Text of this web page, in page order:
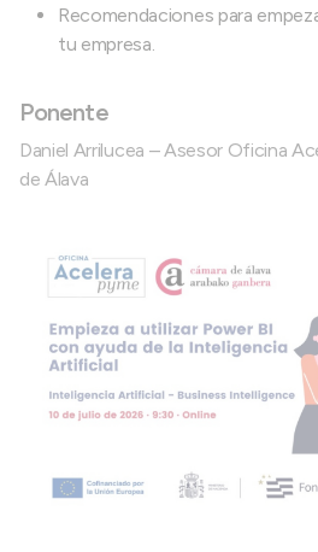
Recomendaciones para
tu empresa.
Ponente
Daniel Arrilucea – Asesor Oficina
de Álava